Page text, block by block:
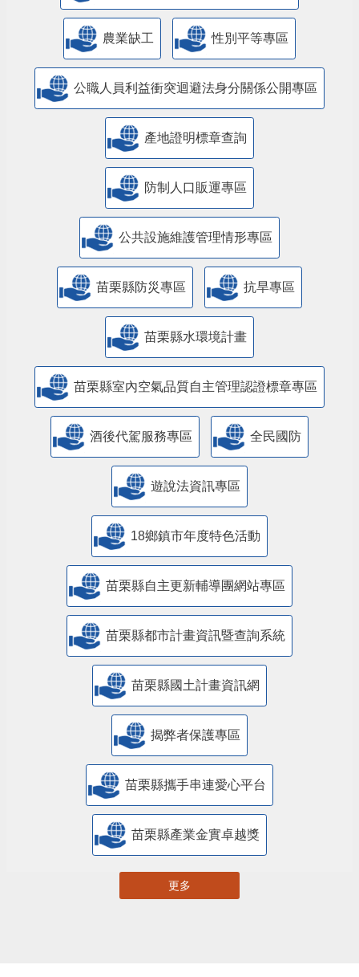
農業缺工 性別平等專區
公職人員利益衝突迴避法身分關係公開專區
產地證明標章查詢
防制人口販運專區
​公共設施維護管理情形專區
苗栗縣防災專區 抗旱專區
苗栗縣水環境計畫
苗栗縣室內空氣品質自主管理認證標章專區
酒後代駕服務專區 全民國防
遊說法資訊專區
18鄉鎮市年度特色活動
苗栗縣自主更新輔導團網站專區
苗栗縣都市計畫資訊暨查詢系統
苗栗縣國土計畫資訊網
揭弊者保護專區
苗栗縣攜手串連愛心平台
苗栗縣產業金實卓越獎
更多